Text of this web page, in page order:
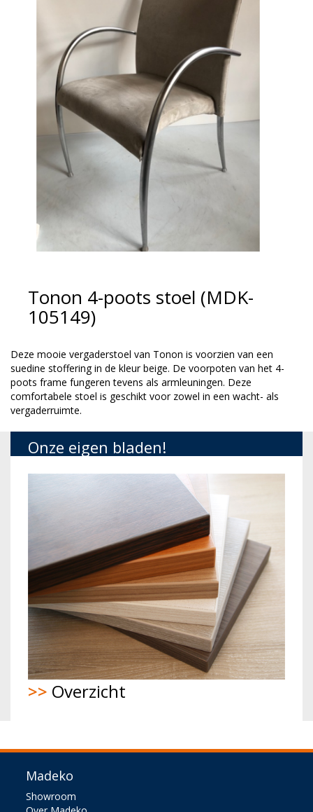
Tonon 4-poots stoel (MDK-
105149)
Deze mooie vergaderstoel van Tonon is voorzien van een
suedine stoffering in de kleur beige. De voorpoten van het 4-
poots frame fungeren tevens als armleuningen. Deze
comfortabele stoel is geschikt voor zowel in een wacht- als
vergaderruimte.
Onze eigen bladen!
>> Overzicht
Madeko
Showroom